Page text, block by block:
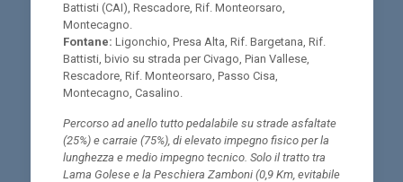
Battisti (CAI), Rescadore, Rif. Monteorsaro,
Montecagno.
Fontane: Ligonchio, Presa Alta, Rif. Bargetana, Rif.
Battisti, bivio su strada per Civago, Pian Vallese,
Rescadore, Rif. Monteorsaro, Passo Cisa,
Montecagno, Casalino.
Percorso ad anello tutto pedalabile su strade asfaltate
(25%) e carraie (75%), di elevato impegno fisico per la
lunghezza e medio impegno tecnico. Solo il tratto tra
Lama Golese e la Peschiera Zamboni (0,9 Km, evitabile